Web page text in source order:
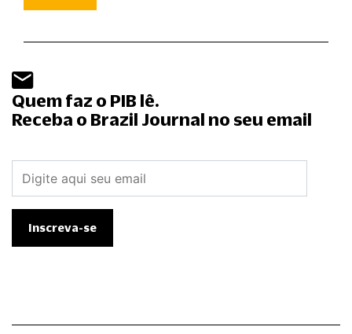
Quem faz o PIB lê.
Receba o Brazil Journal no seu email